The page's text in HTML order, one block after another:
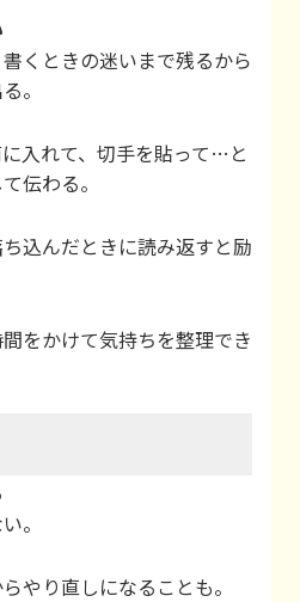
くときの迷いまで残るから
。
入れて、切手を貼って…と
伝わる。
込んだときに読み返すと励
をかけて気持ちを整理でき
。
やり直しになることも。